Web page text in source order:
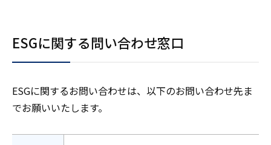
ESGに関する問い合わせ窓口
ESGに関するお問い合わせは、以下のお問い合わせ先ま
でお願いいたします。